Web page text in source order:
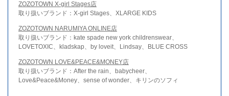
ZOZOTOWN X-girl Stages店
取り扱いブランド：X-girl Stages、XLARGE KIDS
ZOZOTOWN NARUMIYA ONLINE店
取り扱いブランド：kate spade new york childrenswear、
LOVETOXIC、kladskap、by loveit、Lindsay、BLUE CROSS
ZOZOTOWN LOVE&PEACE&MONEY店
取り扱いブランド：After the rain、babycheer、
Love&Peace&Money、sense of wonder、キリンのソフィ